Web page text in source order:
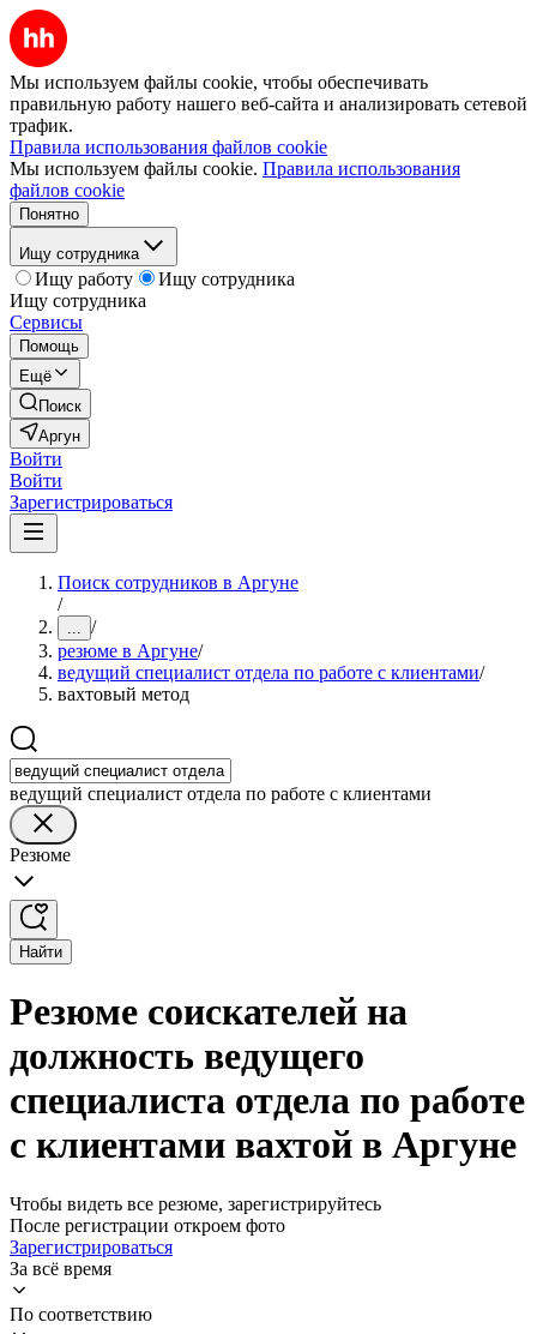
Мы используем файлы cookie, чтобы обеспечивать
правильную работу нашего веб-сайта и анализировать сетевой
трафик.
Правила использования файлов cookie
Мы используем файлы cookie. Правила использования
файлов cookie
Понятно
Ищу сотрудника
Ищу работу
Ищу сотрудника
Ищу сотрудника
Сервисы
Помощь
Ещё
Поиск
Аргун
Войти
Войти
Зарегистрироваться
Поиск сотрудников в Аргуне
/
... /
резюме в Аргуне/
ведущий специалист отдела по работе с клиентами/
вахтовый метод
ведущий специалист отдела по работе с клиентами
Резюме
Найти
Резюме соискателей на
должность ведущего
специалиста отдела по работе
с клиентами вахтой в Аргуне
Чтобы видеть все резюме, зарегистрируйтесь
После регистрации откроем фото
Зарегистрироваться
За всё время
По соответствию